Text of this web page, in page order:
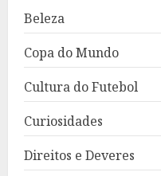
Beleza
Copa do Mundo
Cultura do Futebol
Curiosidades
Direitos e Deveres